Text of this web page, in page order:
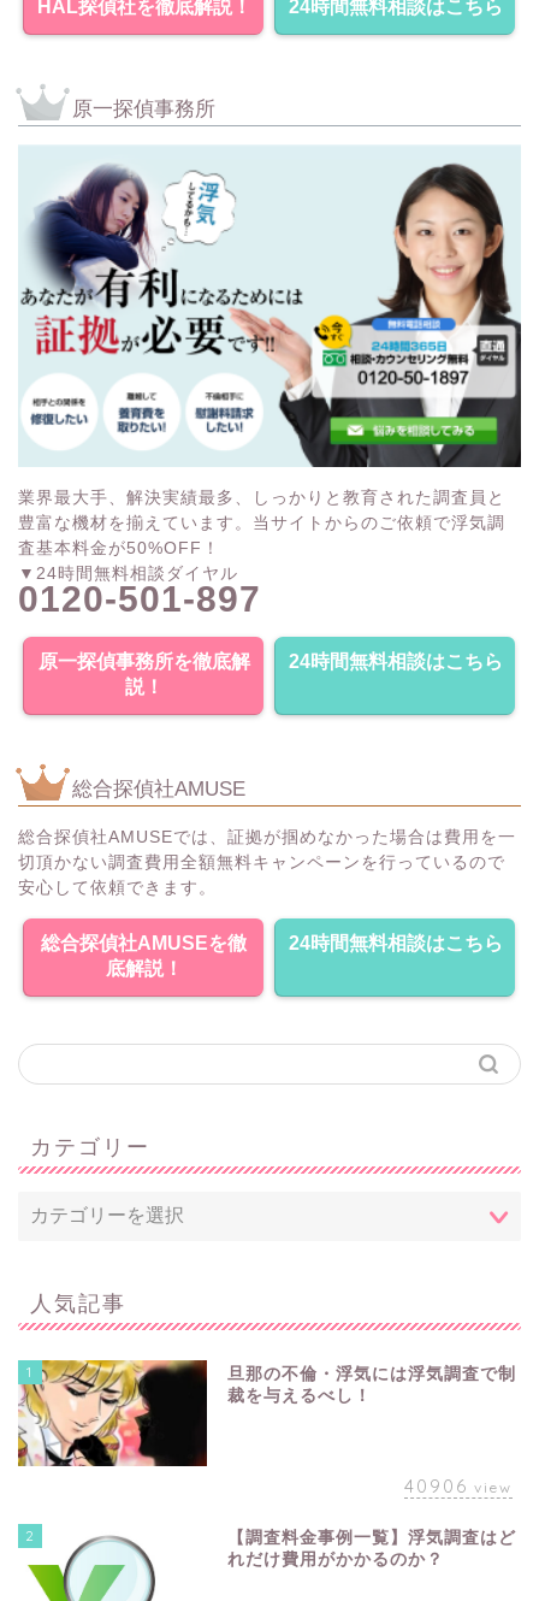
HAL探偵社を徹底解説！ 24時間無料相談はこちら
原一探偵事務所
業界最大手、解決実績最多、しっかりと教育された調査員と
豊富な機材を揃えています。当サイトからのご依頼で浮気調
査基本料金が50%OFF！
▼24時間無料相談ダイヤル
0120-501-897
原一探偵事務所を徹底解
説！
24時間無料相談はこちら
総合探偵社AMUSE
総合探偵社AMUSEでは、証拠が掴めなかった場合は費用を一
切頂かない調査費用全額無料キャンペーンを行っているので
安心して依頼できます。
総合探偵社AMUSEを徹
底解説！
24時間無料相談はこちら
カテゴリー
人気記事
1
旦那の不倫・浮気には浮気調査で制
裁を与えるべし！
40906 view
2
【調査料金事例一覧】浮気調査はど
れだけ費用がかかるのか？